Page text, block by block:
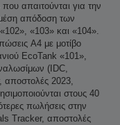
απαιτούνται για την
απόδοση των
«103» και «104».
A4 με μοτίβο
EcoTank «101»,
(IDC,
αποστολές 2023,
στους 40
πωλήσεις στην
Tracker, αποστολές